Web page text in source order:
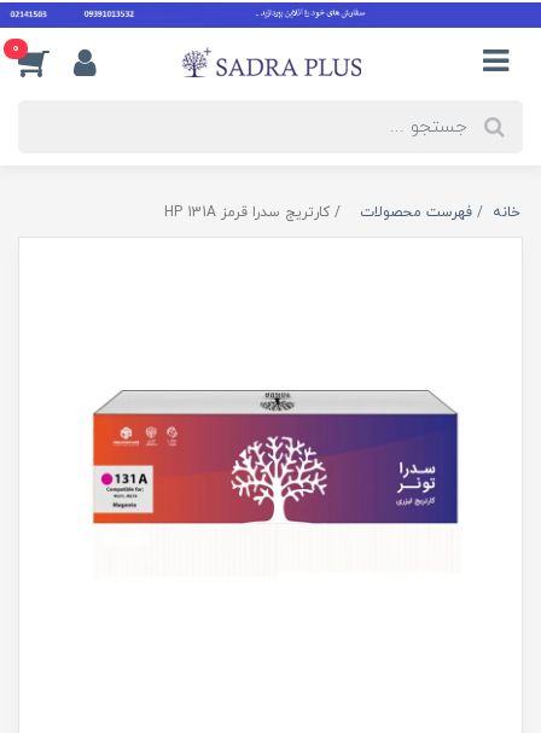
0
خانه فهرست محصولات کارتریج سدرا قرمز HP 131A